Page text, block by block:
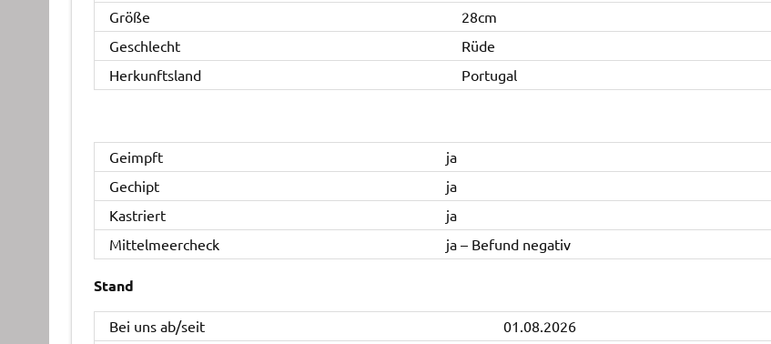
Größe
28cm
Geschlecht
Rüde
Herkunftsland
Portugal
Geimpft
ja
Gechipt
ja
Kastriert
ja
Mittelmeercheck
ja – Befund negativ
Stand
Bei uns ab/seit
01.08.2026